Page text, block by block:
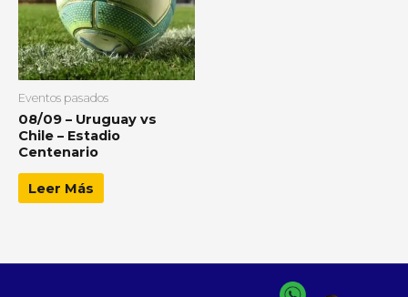
Eventos pasados
08/09 – Uruguay vs
Chile – Estadio
Centenario
Leer Más